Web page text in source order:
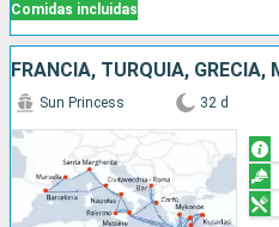
Comidas incluidas
Sun Princess 32 d